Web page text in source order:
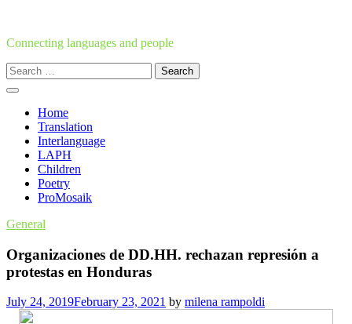
content
Connecting languages and people
Search
for:
Home
Translation
Interlanguage
LAPH
Children
Poetry
ProMosaik
General
Organizaciones de DD.HH. rechazan represión a
protestas en Honduras
July 24, 2019February 23, 2021 by milena rampoldi